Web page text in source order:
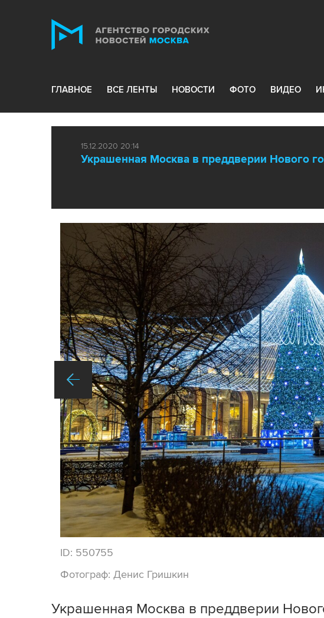
ГЛАВНОЕ ВСЕ ЛЕНТЫ НОВОСТИ ФОТО ВИДЕО
15.12.2020 20:14
Украшенная Москва в преддверии Нового
ID: 550755
Фотограф: Денис Гришкин
Украшенная Москва в преддверии